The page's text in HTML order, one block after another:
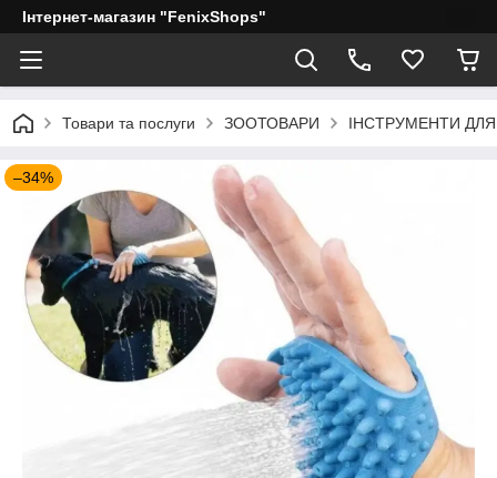
Інтернет-магазин "FenixShops"
Товари та послуги ЗООТОВАРИ ІНСТРУМЕНТИ
–34%